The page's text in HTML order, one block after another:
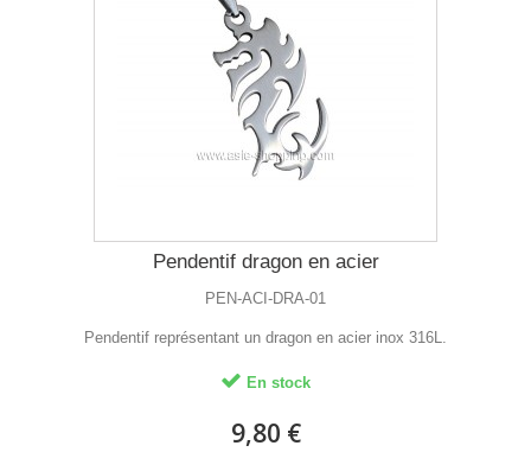
Pendentif dragon en acier
PEN-ACI-DRA-01
Pendentif représentant un dragon en acier inox 316L.
En stock
9,80 €